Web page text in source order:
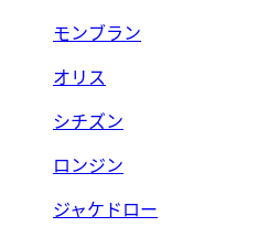
モンブラン
オリス
シチズン
ロンジン
ジャケドロー